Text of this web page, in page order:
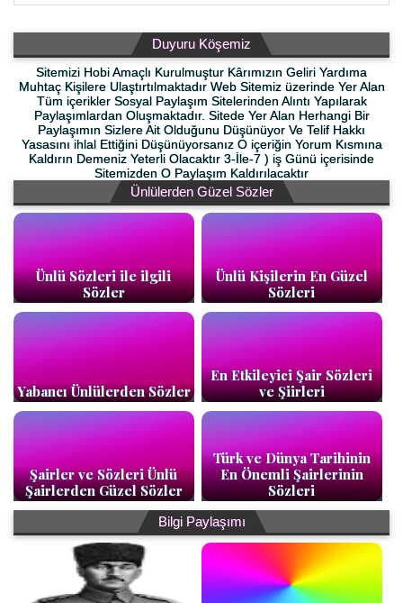
Duyuru Köşemiz
Sitemizi Hobi Amaçlı Kurulmuştur Kârımızın Geliri Yardıma
Muhtaç Kişilere Ulaştırtılmaktadır Web Sitemiz üzerinde Yer Alan
Tüm içerikler Sosyal Paylaşım Sitelerinden Alıntı Yapılarak
Paylaşımlardan Oluşmaktadır. Sitede Yer Alan Herhangi Bir
Paylaşımın Sizlere Ait Olduğunu Düşünüyor Ve Telif Hakkı
Yasasını ihlal Ettiğini Düşünüyorsanız O içeriğin Yorum Kısmına
Kaldırın Demeniz Yeterli Olacaktır 3-İle-7 ) iş Günü içerisinde
Sitemizden O Paylaşım Kaldırılacaktır
Ünlülerden Güzel Sözler
Ünlü Sözleri ile ilgili
Sözler
Ünlü Kişilerin En Güzel
Sözleri
Yabancı Ünlülerden Sözler
En Etkileyici Şair Sözleri
ve Şiirleri
Şairler ve Sözleri Ünlü
Şairlerden Güzel Sözler
Türk ve Dünya Tarihinin
En Önemli Şairlerinin
Sözleri
Bilgi Paylaşımı